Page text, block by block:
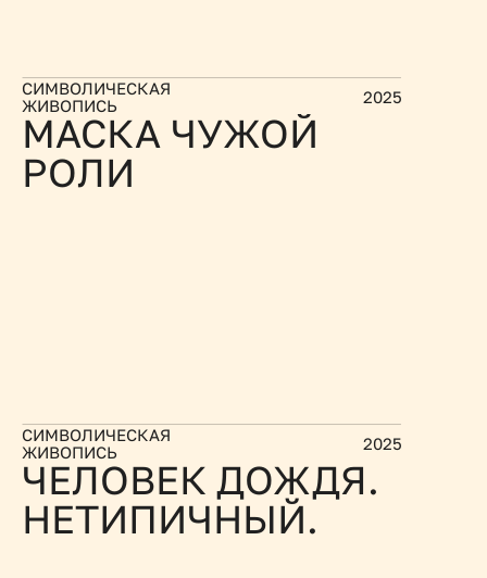
СИМВОЛИЧЕСКАЯ
ЖИВОПИСЬ
2025
МАСКА ЧУЖОЙ
РОЛИ
СИМВОЛИЧЕСКАЯ
ЖИВОПИСЬ
2025
ЧЕЛОВЕК ДОЖДЯ.
НЕТИПИЧНЫЙ.